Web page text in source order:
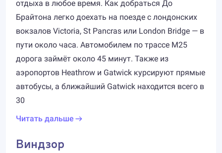
отдыха в любое время. Как добраться До
Брайтона легко доехать на поезде с лондонских
вокзалов Victoria, St Pancras или London Bridge — в
пути около часа. Автомобилем по трассе M25
дорога займёт около 45 минут. Также из
аэропортов Heathrow и Gatwick курсируют прямые
автобусы, а ближайший Gatwick находится всего в
30
Читать дальше
Виндзор